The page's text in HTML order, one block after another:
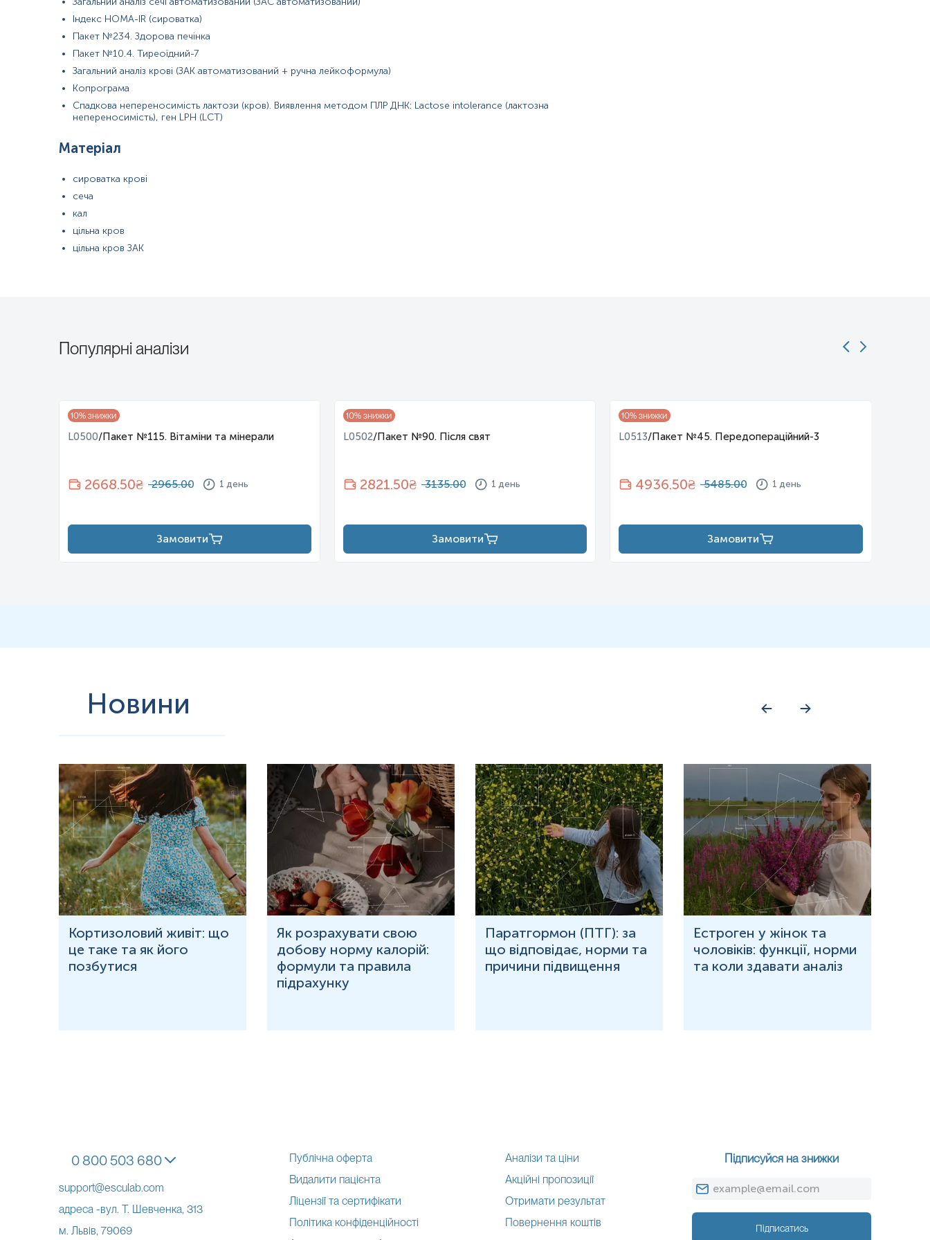
Індекс HOMA-IR (сироватка)
Пакет №234. Здорова печінка
Пакет №10.4. Тиреоїдний-7
Загальний аналіз крові (ЗАК автоматизований + ручна лейкоформула)
Копрограма
Спадкова непереносимість лактози (кров). Виявлення методом ПЛР ДНК: Lactose intolerance (лактозна
непереносимість), ген LPH (LCT)
Матеріал
сироватка крові
сеча
кал
цільна кров
цільна кров ЗАК
Популярні аналізи
10% знижки
L0500/Пакет №115. Вітаміни та мінерали
2668.50₴ 2965.00 1 день
Замовити
10% знижки
L0502/Пакет №90. Після свят
2821.50₴ 3135.00 1 день
Замовити
10% знижки
L0513/Пакет №45. Передопераційний-3
4936.50₴ 5485.00 1 день
Замовити
Новини
Кортизоловий живіт: що
це таке та як його
позбутися
Як розрахувати свою
добову норму калорій:
формули та правила
підрахунку
Паратгормон (ПТГ): за
що відповідає, норми та
причини підвищення
Естроген у жінок та
чоловіків: функції, норми
та коли здавати аналіз
0 800 503 680
support@esculab.com
адреса -вул. Т. Шевченка, 313
м. Львів, 79069
Публічна оферта
Видалити пацієнта
Ліцензії та сертифікати
Політика конфіденційності
Аналізи та ціни
Акційні пропозиції
Отримати результат
Повернення коштів
Підписуйся на знижки
Підписатись